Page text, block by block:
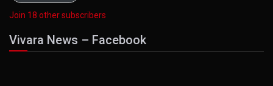
Join 18 other subscribers
Vivara News – Facebook